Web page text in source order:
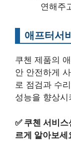
연해주
애프터서
쿠첸 제품의
안 안전하게
로 점검과 수
성능을 향상
✅ 쿠첸 서비
르게 알아보세